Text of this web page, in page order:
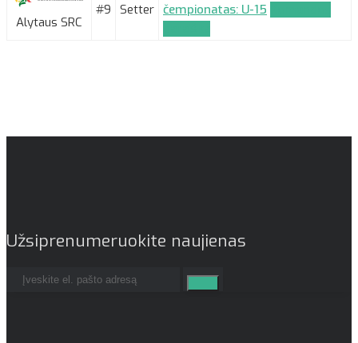
Alytaus SRC
#9 Setter čempionatas: U-15
Užsiprenumeruokite naujienas